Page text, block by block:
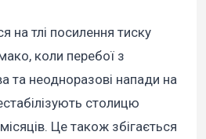
на тлі посилення тиску
коли перебої з
та неодноразові напади на
столицю
Це також збігається